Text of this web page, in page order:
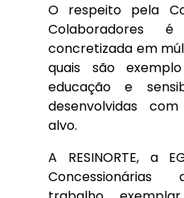
O respeito pela
Colaboradores
concretizada em
quais são
educação e
desenvolvidas
alvo.
A RESINORTE, a
Concessionárias